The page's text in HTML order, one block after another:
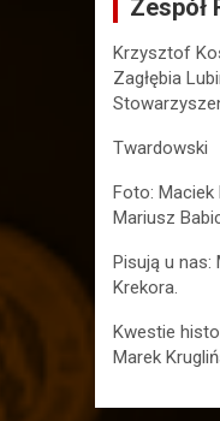
Zespół
Krzysztof
Zagłębia
Twardowski
Foto:
Mariusz
Pisują u nas:
Krekora.
Kwestie
Marek